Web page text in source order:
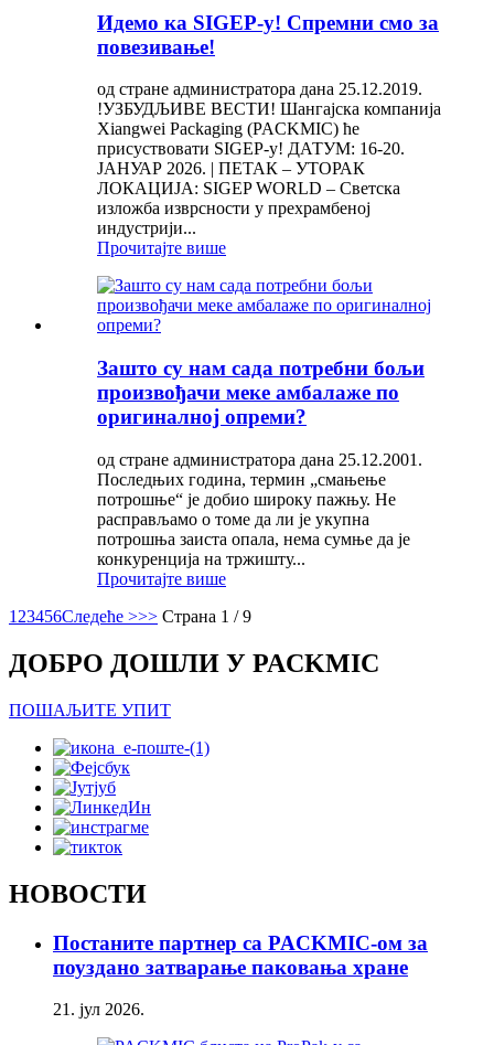
Идемо ка SIGEP-у! Спремни смо за
повезивање!
од стране администратора дана 25.12.2019.
!УЗБУДЉИВЕ ВЕСТИ! Шангајска компанија
Xiangwei Packaging (PACKMIC) ће
присуствовати SIGEP-у! ДАТУМ: 16-20.
ЈАНУАР 2026. | ПЕТАК – УТОРАК
ЛОКАЦИЈА: SIGEP WORLD – Светска
изложба изврсности у прехрамбеној
индустрији...
Прочитајте више
Зашто су нам сада потребни бољи
произвођачи меке амбалаже по
оригиналној опреми?
од стране администратора дана 25.12.2001.
Последњих година, термин „смањење
потрошње“ је добио широку пажњу. Не
расправљамо о томе да ли је укупна
потрошња заиста опала, нема сумње да је
конкуренција на тржишту...
Прочитајте више
1 23456Следеће >>> Страна 1 / 9
ДОБРО ДОШЛИ У PACKMIC
ПОШАЉИТЕ УПИТ
НОВОСТИ
Постаните партнер са PACKMIC-ом за
поуздано затварање паковања хране
21. јул 2026.